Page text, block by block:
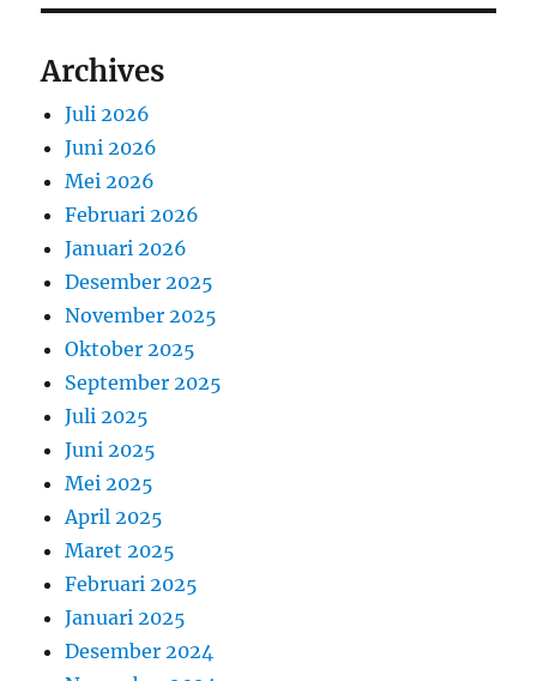
Archives
Juli 2026
Juni 2026
Mei 2026
Februari 2026
Januari 2026
Desember 2025
November 2025
Oktober 2025
September 2025
Juli 2025
Juni 2025
Mei 2025
April 2025
Maret 2025
Februari 2025
Januari 2025
Desember 2024